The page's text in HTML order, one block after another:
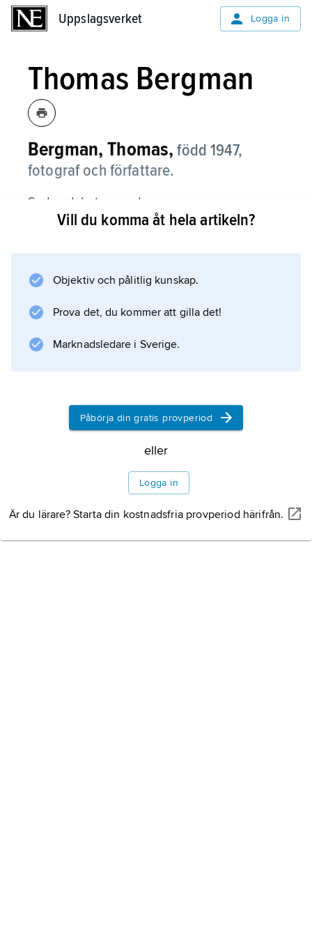
Uppslagsverket Logga in
Thomas Bergman
Bergman, Thomas, född 1947,
fotograf och författare.
Sedan debuten med
Barn på sjukhus
handikappade och sjuka barn, t.ex. i
(1989) om barncancer, men han söker alltid
utsatta barns livssituation.
Information om artikeln
Vill du komma åt hela artikeln?
Objektiv och pålitlig kunskap.
Prova det, du kommer att gilla det!
Marknadsledare i Sverige.
Påbörja din gratis provperiod
eller
Logga in
Är du lärare? Starta din kostnadsfria provperiod härifrån.